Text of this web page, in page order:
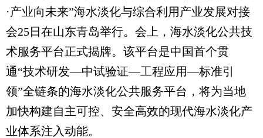
·产业向未来”海水淡化与综合利用产业发展对接
会25日在山东青岛举行。会上，海水淡化公共技
术服务平台正式揭牌。该平台是中国首个贯
通“技术研发—中试验证—工程应用—标准引
领”全链条的海水淡化公共服务平台，将为当地
加快构建自主可控、安全高效的现代海水淡化产
业体系注入动能。